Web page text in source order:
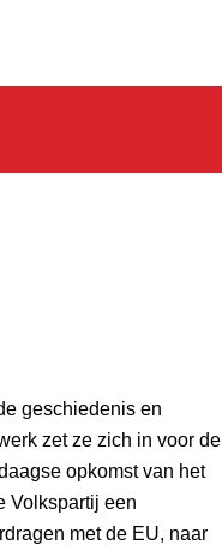
geschiedenis en
zet ze zich in voor de
opkomst van het
Volkspartij een
met de EU, naar